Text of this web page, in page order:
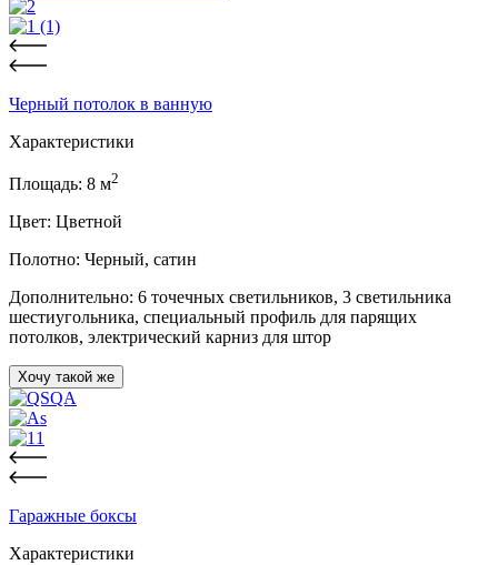
Черный потолок в ванную
Характеристики
Площадь: 8 м2
Цвет: Цветной
Полотно: Черный, сатин
Дополнительно: 6 точечных светильников, 3 светильника
шестиугольника, специальный профиль для парящих
потолков, электрический карниз для штор
Хочу такой же
Гаражные боксы
Характеристики